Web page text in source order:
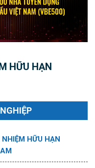
HỮU HẠN
HỮU HẠN